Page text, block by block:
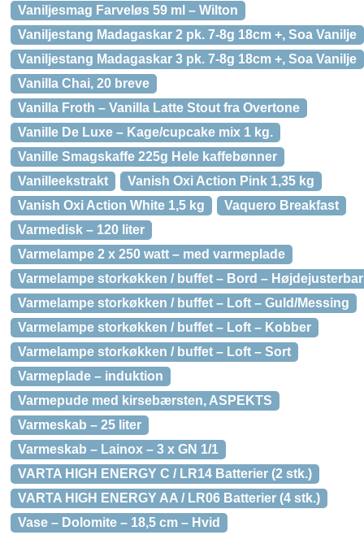
Vaniljesmag Farveløs 59 ml – Wilton
Vaniljestang Madagaskar 2 pk. 7-8g 18cm +, Soa Vanilje
Vaniljestang Madagaskar 3 pk. 7-8g 18cm +, Soa Vanilje
Vanilla Chai, 20 breve
Vanilla Froth – Vanilla Latte Stout fra Overtone
Vanille De Luxe – Kage/cupcake mix 1 kg.
Vanille Smagskaffe 225g Hele kaffebønner
Vanilleekstrakt
Vanish Oxi Action Pink 1,35 kg
Vanish Oxi Action White 1,5 kg
Vaquero Breakfast
Varmedisk – 120 liter
Varmelampe 2 x 250 watt – med varmeplade
Varmelampe storkøkken / buffet – Bord – Højdejusterbar
Varmelampe storkøkken / buffet – Loft – Guld/Messing
Varmelampe storkøkken / buffet – Loft – Kobber
Varmelampe storkøkken / buffet – Loft – Sort
Varmeplade – induktion
Varmepude med kirsebærsten, ASPEKTS
Varmeskab – 25 liter
Varmeskab – Lainox – 3 x GN 1/1
VARTA HIGH ENERGY C / LR14 Batterier (2 stk.)
VARTA HIGH ENERGY AA / LR06 Batterier (4 stk.)
Vase – Dolomite – 18,5 cm – Hvid